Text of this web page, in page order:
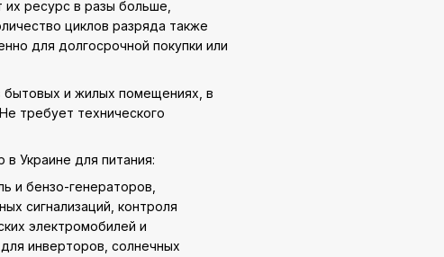
их ресурс в разы больше,
циклов разряда также
для долгосрочной покупки или
и жилых помещениях, в
требует технического
Украине для питания:
и бензо-генераторов,
сигнализаций, контроля
электромобилей и
инверторов, солнечных